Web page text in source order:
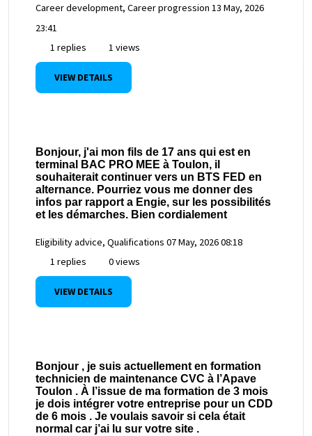
Career development, Career progression 13 May, 2026
23:41
1 replies
1 views
VIEW DETAILS
Bonjour, j'ai mon fils de 17 ans qui est en
terminal BAC PRO MEE à Toulon, il
souhaiterait continuer vers un BTS FED en
alternance. Pourriez vous me donner des
infos par rapport a Engie, sur les possibilités
et les démarches. Bien cordialement
Eligibility advice, Qualifications 07 May, 2026 08:18
1 replies
0 views
VIEW DETAILS
Bonjour , je suis actuellement en formation
technicien de maintenance CVC à l’Apave
Toulon . À l’issue de ma formation de 3 mois
je dois intégrer votre entreprise pour un CDD
de 6 mois . Je voulais savoir si cela était
normal car j’ai lu sur votre site .